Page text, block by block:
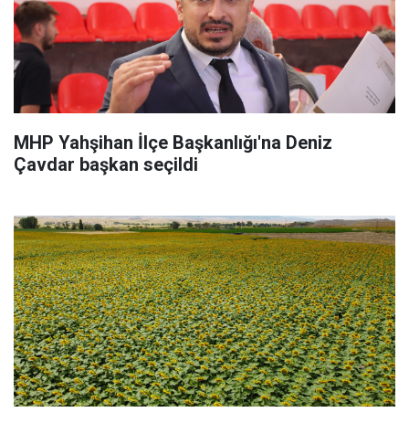
MHP Yahşihan İlçe Başkanlığı'na Deniz
Çavdar başkan seçildi